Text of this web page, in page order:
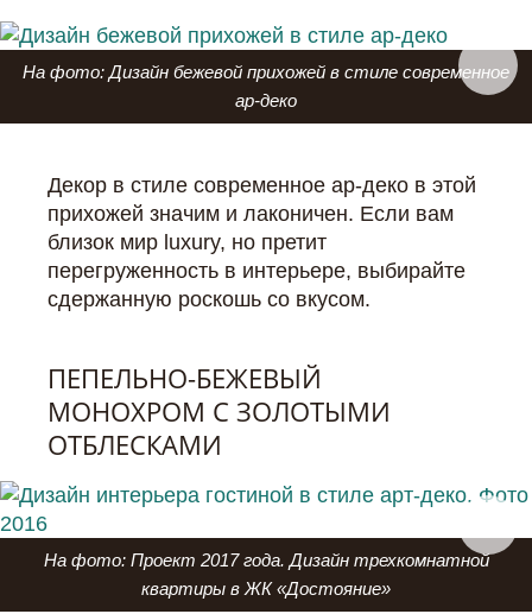
На фото: Дизайн бежевой прихожей в стиле современное
ар-деко
Декор в стиле современное ар-деко в этой
прихожей значим и лаконичен. Если вам
близок мир luxury, но претит
перегруженность в интерьере, выбирайте
сдержанную роскошь со вкусом.
ПЕПЕЛЬНО-БЕЖЕВЫЙ
МОНОХРОМ С ЗОЛОТЫМИ
ОТБЛЕСКАМИ
На фото: Проект 2017 года. Дизайн трехкомнатной
квартиры в ЖК «Достояние»